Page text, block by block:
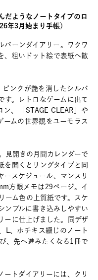
だようなノートタイプのロ
年3月始まり手帳）
バーンダイアリー。ワクワ
、粗いドット絵で表紙へ散
ピンクが艶を消したシルバ
す。レトロなゲームに出て
、「STAGE CLEAR」や
ームの世界観をユーモラス
見開きの月間カレンダーで
を開くとリングタイプと同
ースケジュール、マンスリ
方眼メモは29ページ。イ
ーム色の上質紙です。スケ
ンプルに書き込みしやすい
ーに仕上げました。同デザ
L、ホチキス綴じのノート
、先へ進みたくなる1冊で
トダイアリーには、クリ